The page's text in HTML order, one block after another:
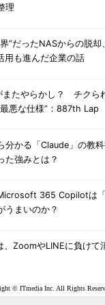
理
”だったNASからの脱
用も進んだ企業の話
またやらかし？ チクら
最悪な仕様”：887th Lap
分かる「Claude」の教
た強みとは？
365 Copilotは
うまいのか？
、ZoomやLINEに負けて
© ITmedia Inc. All Rights